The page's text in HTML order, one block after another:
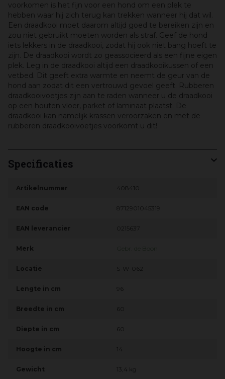
voorkomen is het fijn voor een hond om een plek te
hebben waar hij zich terug kan trekken wanneer hij dat wil.
Een draadkooi moet daarom altijd goed te bereiken zijn en
zou niet gebruikt moeten worden als straf. Geef de hond
iets lekkers in de draadkooi, zodat hij ook niet bang hoeft te
zijn. De draadkooi wordt zo geassocieerd als een fijne eigen
plek. Leg in de draadkooi altijd een draadkooikussen of een
vetbed. Dit geeft extra warmte en neemt de geur van de
hond aan zodat dit een vertrouwd gevoel geeft. Rubberen
draadkooivoetjes zijn aan te raden wanneer u de draadkooi
op een houten vloer, parket of laminaat plaatst. De
draadkooi kan namelijk krassen veroorzaken en met de
rubberen draadkooivoetjes voorkomt u dit!
Specificaties
Artikelnummer 408410
EAN code 8712901045319
EAN leverancier 0215637
Merk
Locatie S-W-062
Lengte in cm 96
Breedte in cm 60
Diepte in cm 60
Hoogte in cm 14
Gewicht 13,4 kg